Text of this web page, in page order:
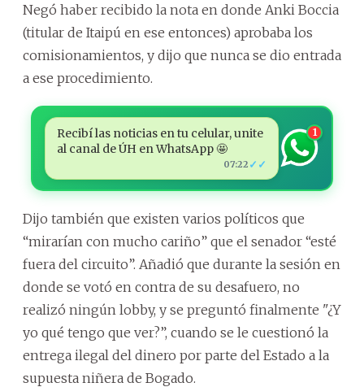
Negó haber recibido la nota en donde Anki Boccia
(titular de Itaipú en ese entonces) aprobaba los
comisionamientos, y dijo que nunca se dio entrada
a ese procedimiento.
Recibí las noticias en tu celular, unite
al canal de ÚH en WhatsApp 🤩
07:22 ✓✓
1
Dijo también que existen varios políticos que
“mirarían con mucho cariño” que el senador “esté
fuera del circuito”. Añadió que durante la sesión en
donde se votó en contra de su desafuero, no
realizó ningún lobby, y se preguntó finalmente "¿Y
yo qué tengo que ver?”, cuando se le cuestionó la
entrega ilegal del dinero por parte del Estado a la
supuesta niñera de Bogado.